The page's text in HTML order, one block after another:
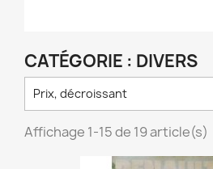
CATÉGORIE : DIVERS
Prix, décroissant
Affichage 1-15 de 19 article(s)